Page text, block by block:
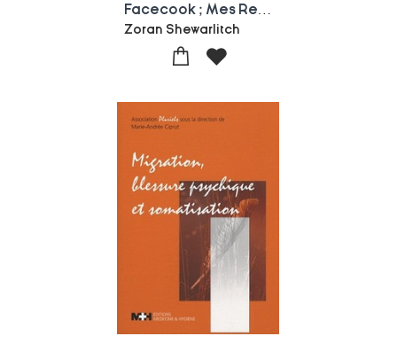
Zoran Shewarlitch